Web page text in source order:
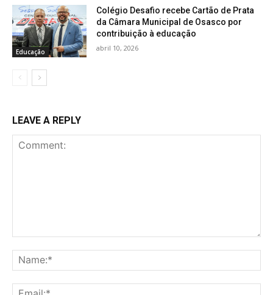
Educação
Colégio Desafio recebe Cartão de Prata
da Câmara Municipal de Osasco por
contribuição à educação
abril 10, 2026
LEAVE A REPLY